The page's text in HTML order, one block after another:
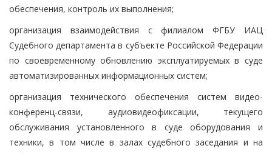
обеспечения, контроль их выполнения;
организация взаимодействия с филиалом ФГБУ ИАЦ
Судебного департамента в субъекте Российской Федерации
по своевременному обновлению эксплуатируемых в суде
автоматизированных информационных систем;
организация технического обеспечения систем видео-
конференц-связи, аудиовидеофиксации, текущего
обслуживания установленного в суде оборудования и
техники, в том числе в залах судебного заседания и на